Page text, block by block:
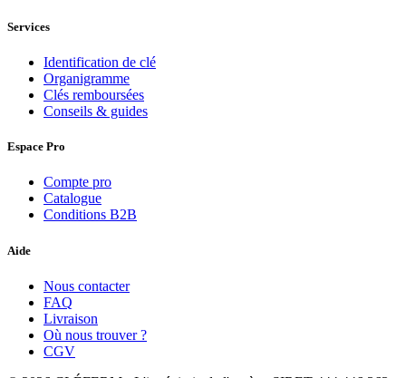
Services
Identification de clé
Organigramme
Clés remboursées
Conseils & guides
Espace Pro
Compte pro
Catalogue
Conditions B2B
Aide
Nous contacter
FAQ
Livraison
Où nous trouver ?
CGV